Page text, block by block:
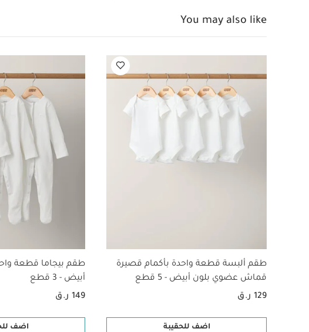
ميزان
لتقليم الأظافر، مضخة واحدة
قصيرة قماش عضوي بلون أبيض - 5 قطع
بيرفكت بريب - تشالك
قصاصة
تومي تيبي - أبيض
You may also like
طقم ألبسة قطعة واحدة بأكمام قصيرة
قماش عضوي بلون أبيض - 5 قطع
129 ر.ق
اضف للحقيبة
طقم بيجاما قطعة
أبيض - 3 قطع
149 ر.ق
اضف